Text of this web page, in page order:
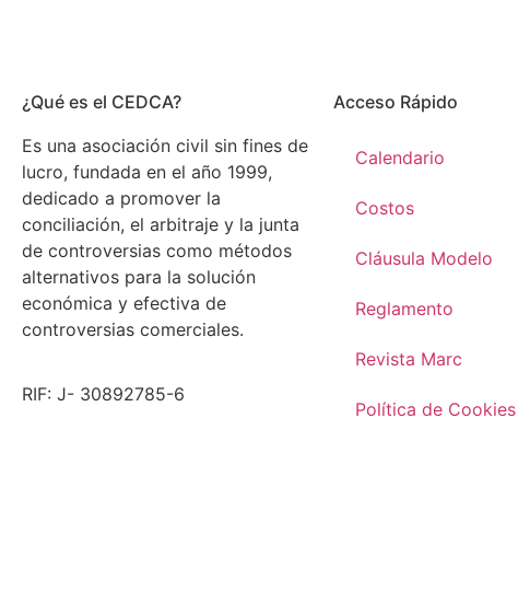
¿Qué es el CEDCA?
Es una asociación civil sin fines de
lucro, fundada en el año 1999,
dedicado a promover la
conciliación, el arbitraje y la junta
de controversias como métodos
alternativos para la solución
económica y efectiva de
controversias comerciales.
RIF: J- 30892785-6
Acceso Rápido
Calendario
Costos
Cláusula Modelo
Reglamento
Revista Marc
Política de Cookies